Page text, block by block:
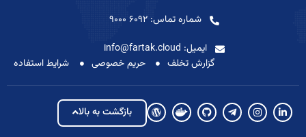
شماره تماس: 6092 9000
ایمیل: info@fartak.cloud
گزارش تخلف
حریم خصوصی شرایط استفاده
بازگشت به بالا